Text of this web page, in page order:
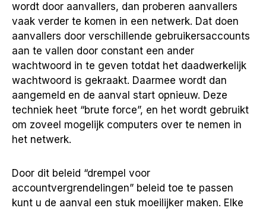
wordt door aanvallers, dan proberen aanvallers
vaak verder te komen in een netwerk. Dat doen
aanvallers door verschillende gebruikersaccounts
aan te vallen door constant een ander
wachtwoord in te geven totdat het daadwerkelijk
wachtwoord is gekraakt. Daarmee wordt dan
aangemeld en de aanval start opnieuw. Deze
techniek heet “brute force”, en het wordt gebruikt
om zoveel mogelijk computers over te nemen in
het netwerk.
Door dit beleid “drempel voor
accountvergrendelingen” beleid toe te passen
kunt u de aanval een stuk moeilijker maken. Elke